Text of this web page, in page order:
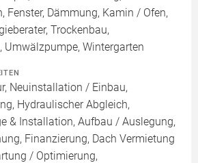
Fenster, Dämmung, Kamin / Ofen,
Trockenbau,
Wintergarten
Neuinstallation / Einbau,
Hydraulischer Abgleich,
& Installation, Aufbau / Auslegung,
Finanzierung, Dach Vermietung
/ Optimierung,